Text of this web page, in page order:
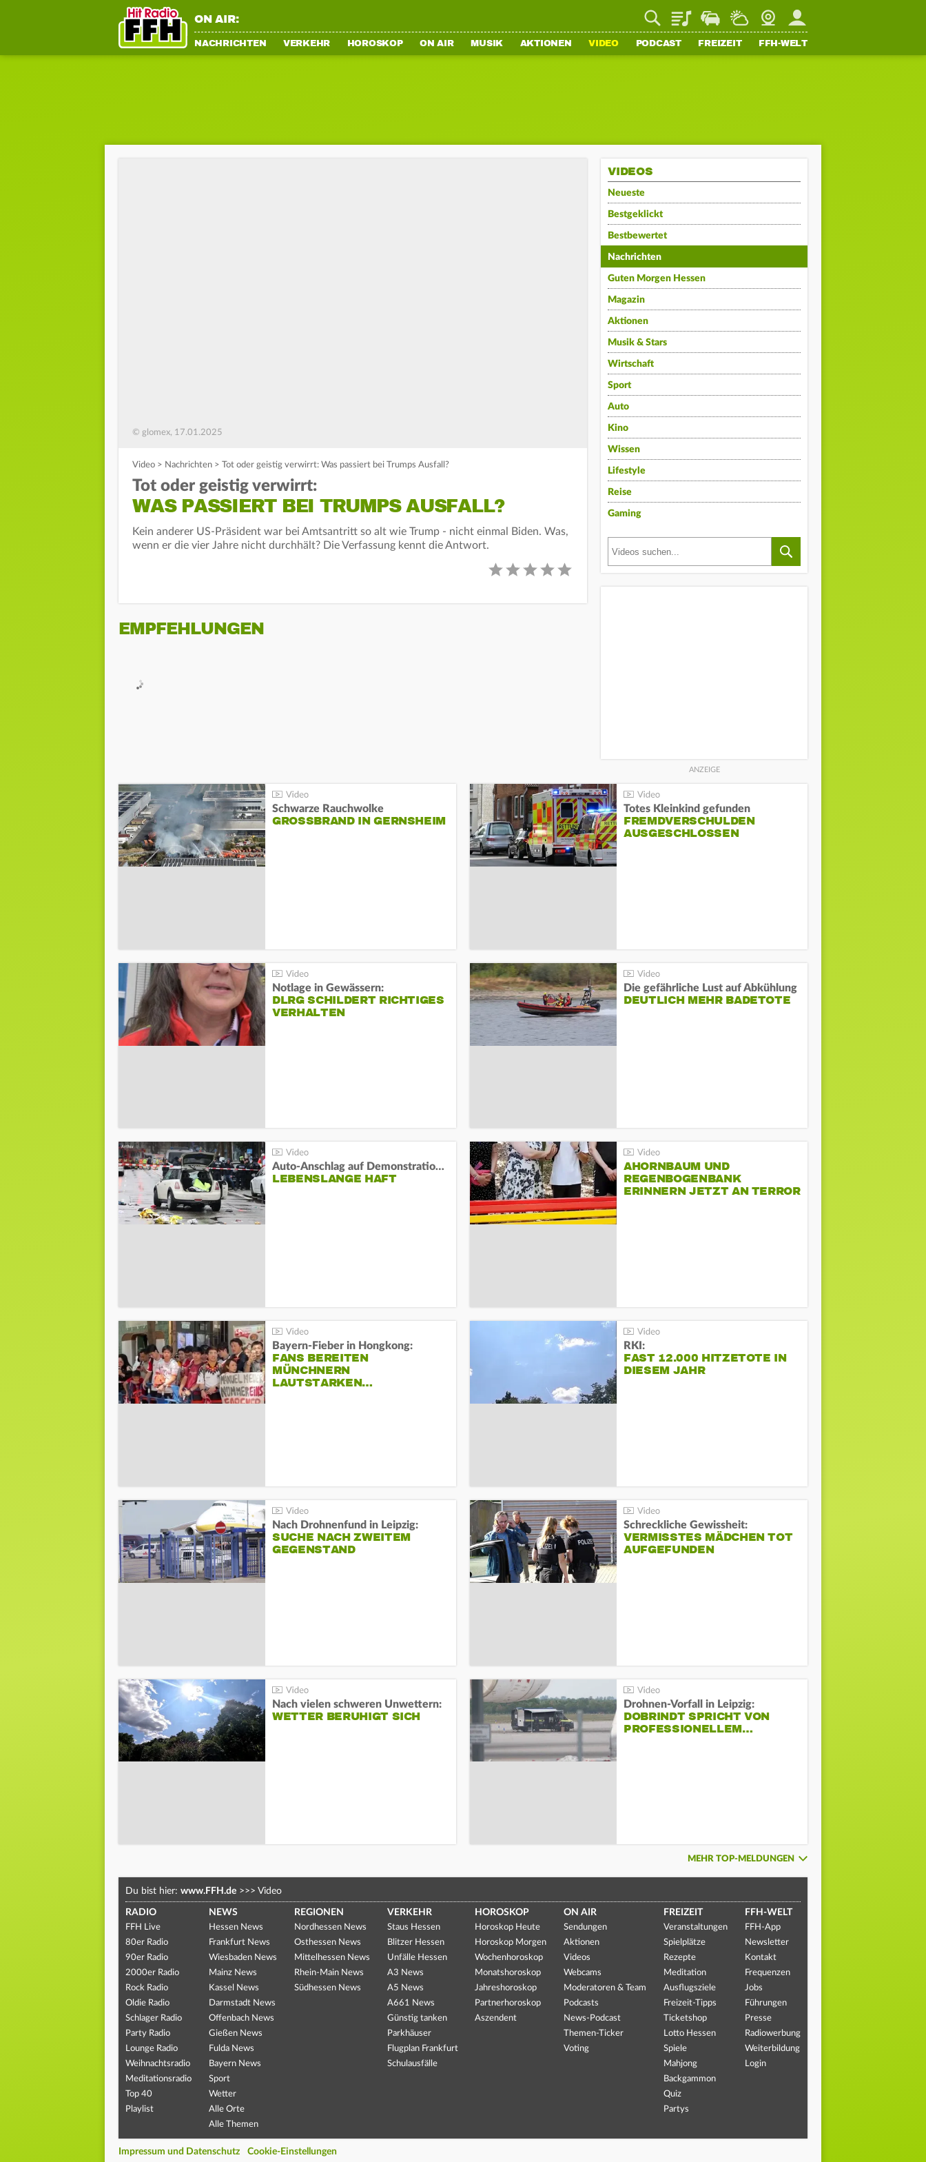
ON AIR: PlaylistStaupilotWetterWebcamMein FFH
NACHRICHTEN VERKEHR HOROSKOP ON AIR MUSIK AKTIONEN VIDEO PODCAST FREIZEIT FFH-WELT
© glomex, 17.01.2025
Video > Nachrichten > Tot oder geistig verwirrt: Was passiert bei Trumps Ausfall?
Tot oder geistig verwirrt:
WAS PASSIERT BEI TRUMPS AUSFALL?
Kein anderer US-Präsident war bei Amtsantritt so alt wie Trump - nicht einmal Biden. Was,
wenn er die vier Jahre nicht durchhält? Die Verfassung kennt die Antwort.
EMPFEHLUNGEN
VIDEOS
Neueste
Bestgeklickt
Bestbewertet
Nachrichten
Guten Morgen Hessen
Magazin
Aktionen
Musik & Stars
Wirtschaft
Sport
Auto
Kino
Wissen
Lifestyle
Reise
Gaming
Schwarze Rauchwolke
GROSSBRAND IN GERNSHEIM
Totes Kleinkind gefunden
FREMDVERSCHULDEN
AUSGESCHLOSSEN
Notlage in Gewässern:
DLRG SCHILDERT RICHTIGES
VERHALTEN
Die gefährliche Lust auf Abkühlung
DEUTLICH MEHR BADETOTE
Auto-Anschlag auf Demonstration in München:
LEBENSLANGE HAFT
AHORNBAUM UND
REGENBOGENBANK
ERINNERN JETZT AN TERROR
Bayern-Fieber in Hongkong:
FANS BEREITEN
MÜNCHNERN
LAUTSTARKEN…
RKI:
FAST 12.000 HITZETOTE IN
DIESEM JAHR
Nach Drohnenfund in Leipzig:
SUCHE NACH ZWEITEM
GEGENSTAND
Schreckliche Gewissheit:
VERMISSTES MÄDCHEN TOT
AUFGEFUNDEN
Nach vielen schweren Unwettern:
WETTER BERUHIGT SICH
Drohnen-Vorfall in Leipzig:
DOBRINDT SPRICHT VON
PROFESSIONELLEM…
MEHR TOP-MELDUNGEN
Du bist hier: www.FFH.de >>> Video
RADIO
FFH Live
80er Radio
90er Radio
2000er Radio
Rock Radio
Oldie Radio
Schlager Radio
Party Radio
Lounge Radio
Weihnachtsradio
Meditationsradio
Top 40
Playlist
NEWS
Hessen News
Frankfurt News
Wiesbaden News
Mainz News
Kassel News
Darmstadt News
Offenbach News
Gießen News
Fulda News
Bayern News
Sport
Wetter
Alle Orte
Alle Themen
REGIONEN
Nordhessen News
Osthessen News
Mittelhessen News
Rhein-Main News
Südhessen News
VERKEHR
Staus Hessen
Blitzer Hessen
Unfälle Hessen
A3 News
A5 News
A661 News
Günstig tanken
Parkhäuser
Flugplan Frankfurt
Schulausfälle
HOROSKOP
Horoskop Heute
Horoskop Morgen
Wochenhoroskop
Monatshoroskop
Jahreshoroskop
Partnerhoroskop
Aszendent
ON AIR
Sendungen
Aktionen
Videos
Webcams
Moderatoren & Team
Podcasts
News-Podcast
Themen-Ticker
Voting
FREIZEIT
Veranstaltungen
Spielplätze
Rezepte
Meditation
Ausflugsziele
Freizeit-Tipps
Ticketshop
Lotto Hessen
Spiele
Mahjong
Backgammon
Quiz
Partys
FFH-WELT
FFH-App
Newsletter
Kontakt
Frequenzen
Jobs
Führungen
Presse
Radiowerbung
Weiterbildung
Login
Impressum und Datenschutz Cookie-Einstellungen